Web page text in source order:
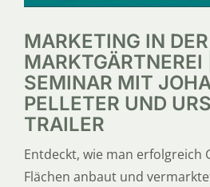
MARKETING IN DER
SEMINAR MIT
PELLETER UND
TRAILER
Entdeckt, wie man erfolgreich
Flächen anbaut und